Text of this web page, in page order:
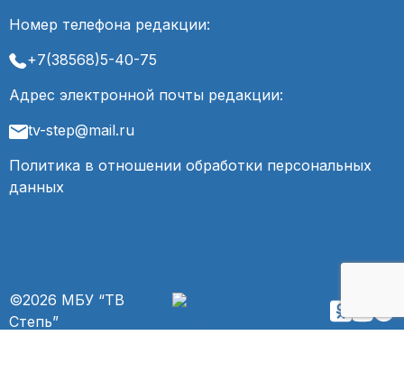
Номер телефона редакции:
+7(38568)5-40-75
Адрес электронной почты редакции:
tv-step@mail.ru
Политика в отношении обработки персональных
данных
©2026 МБУ “ТВ
Степь”